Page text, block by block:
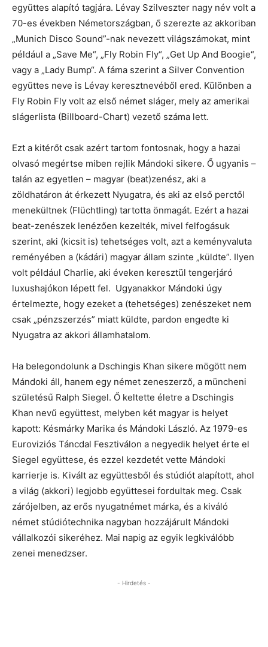
együttes alapító tagjára. Lévay Szilveszter nagy név volt a
70-es években Németországban, ő szerezte az akkoriban
„Munich Disco Sound”-nak nevezett világszámokat, mint
például a „Save Me“, „Fly Robin Fly“, „Get Up And Boogie“,
vagy a „Lady Bump“. A fáma szerint a Silver Convention
együttes neve is Lévay keresztnevéből ered. Különben a
Fly Robin Fly volt az első német sláger, mely az amerikai
slágerlista (Billboard-Chart) vezető száma lett.
Ezt a kitérőt csak azért tartom fontosnak, hogy a hazai
olvasó megértse miben rejlik Mándoki sikere. Ő ugyanis –
talán az egyetlen – magyar (beat)zenész, aki a
zöldhatáron át érkezett Nyugatra, és aki az első perctől
menekültnek (Flüchtling) tartotta önmagát. Ezért a hazai
beat-zenészek lenézően kezelték, mivel felfogásuk
szerint, aki (kicsit is) tehetséges volt, azt a keményvaluta
reményében a (kádári) magyar állam szinte „küldte”. Ilyen
volt például Charlie, aki éveken keresztül tengerjáró
luxushajókon lépett fel. Ugyanakkor Mándoki úgy
értelmezte, hogy ezeket a (tehetséges) zenészeket nem
csak „pénzszerzés” miatt küldte, pardon engedte ki
Nyugatra az akkori államhatalom.
Ha belegondolunk a Dschingis Khan sikere mögött nem
Mándoki áll, hanem egy német zeneszerző, a müncheni
születésű Ralph Siegel. Ő keltette életre a Dschingis
Khan nevű együttest, melyben két magyar is helyet
kapott: Késmárky Marika és Mándoki László. Az 1979-es
Euroviziós Táncdal Fesztiválon a negyedik helyet érte el
Siegel együttese, és ezzel kezdetét vette Mándoki
karrierje is. Kivált az együttesből és stúdiót alapított, ahol
a világ (akkori) legjobb együttesei fordultak meg. Csak
zárójelben, az erős nyugatnémet márka, és a kiváló
német stúdiótechnika nagyban hozzájárult Mándoki
vállalkozói sikeréhez. Mai napig az egyik legkiválóbb
zenei menedzser.
- Hirdetés -